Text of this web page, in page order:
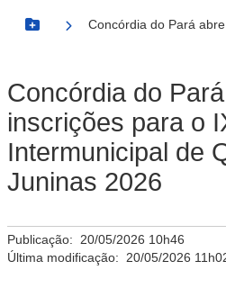
Botão Menu
Concórdia do Pará
Concórdia do
inscrições para o
Intermunicipal de
Juninas 2026
Publicação: 20/05/2026 10h46
Última modificação: 20/05/2026